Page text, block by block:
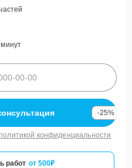
-25%
политикой конфиденциальности
работ от 500₽